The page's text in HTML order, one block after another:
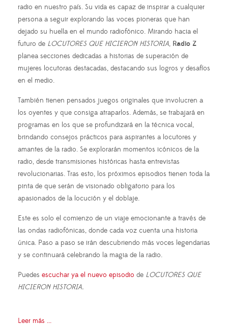
radio en nuestro país. Su vida es capaz de inspirar a cualquier
persona a seguir explorando las voces pioneras que han
dejado su huella en el mundo radiofónico. Mirando hacia el
futuro de LOCUTORES QUE HICIERON HISTORIA, Radio Z
planea secciones dedicadas a historias de superación de
mujeres locutoras destacadas, destacando sus logros y desafíos
en el medio.
También tienen pensados juegos originales que involucren a
los oyentes y que consiga atraparlos. Además, se trabajará en
programas en los que se profundizará en la técnica vocal,
brindando consejos prácticos para aspirantes a locutores y
amantes de la radio. Se explorarán momentos icónicos de la
radio, desde transmisiones históricas hasta entrevistas
revolucionarias. Tras esto, los próximos episodios tienen toda la
pinta de que serán de visionado obligatorio para los
apasionados de la locución y el doblaje.
Este es solo el comienzo de un viaje emocionante a través de
las ondas radiofónicas, donde cada voz cuenta una historia
única. Paso a paso se irán descubriendo más voces legendarias
y se continuará celebrando la magia de la radio.
Puedes escuchar ya el nuevo episodio de LOCUTORES QUE
HICIERON HISTORIA.
Leer más ...